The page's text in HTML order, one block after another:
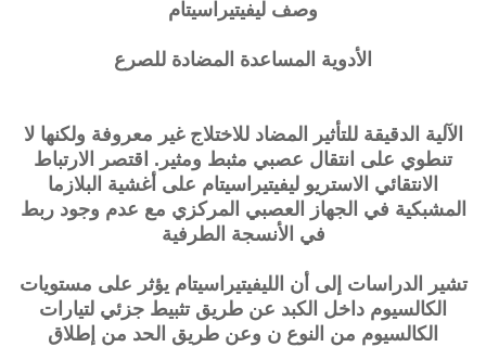
وصف ليفيتيراسيتام
الأدوية المساعدة المضادة للصرع
الآلية الدقيقة للتأثير المضاد للاختلاج غير معروفة ولكنها لا
تنطوي على انتقال عصبي مثبط ومثير. اقتصر الارتباط
الانتقائي الاستريو ليفيتيراسيتام على أغشية البلازما
المشبكية في الجهاز العصبي المركزي مع عدم وجود ربط
في الأنسجة الطرفية
تشير الدراسات إلى أن الليفيتيراسيتام يؤثر على مستويات
الكالسيوم داخل الكبد عن طريق تثبيط جزئي لتيارات
الكالسيوم من النوع ن وعن طريق الحد من إطلاق